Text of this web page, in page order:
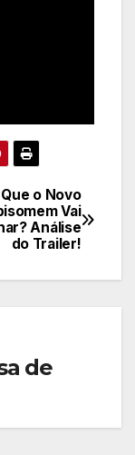
o Novo
Vai
Análise
do Trailer!
de